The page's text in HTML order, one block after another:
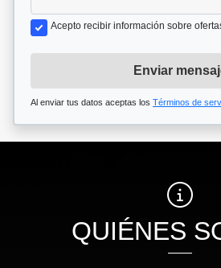
Acepto recibir información sobre
Enviar
Al enviar tus datos aceptas los Términos de
QUIÉNES